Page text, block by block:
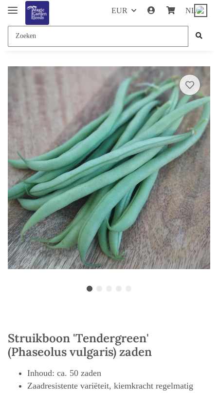
EUR NL
Struikboon 'Tendergreen'
(Phaseolus vulgaris) zaden
Inhoud: ca. 50 zaden
Zaadresistente variëteit, kiemkracht regelmatig